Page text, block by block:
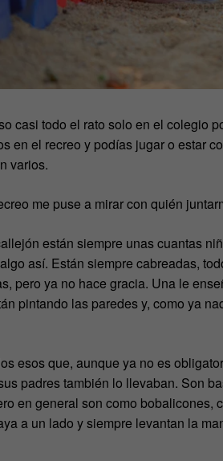
casi todo el rato solo en el colegio
en el recreo y podías jugar o estar
varios.
me puse a mirar con quién
están siempre unas cuantas
así. Están siempre cabreadas,
pero ya no hace gracia. Una le
pintando las paredes y, como ya
esos que, aunque ya no es
padres también lo llevaban. Son
en general son como bobalicones,
a un lado y siempre levantan la